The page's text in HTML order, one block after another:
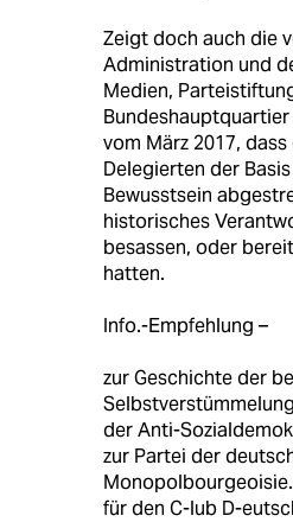
Zeigt doch auch die
Administration und
Medien,
vom März 2017,
Delegierten der
Bewusstsein
historisches
besassen, oder
hatten.
Info.-Empfehlung –
zur Geschichte der
der Anti-
zur Partei der
für den C-lub D-